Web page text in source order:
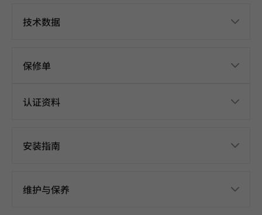
技术数据
保修单
认证资料
安装指南
维护与保养